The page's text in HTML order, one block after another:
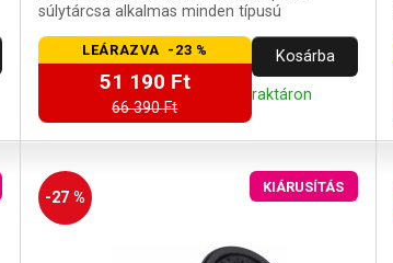
súlytárcsa alkalmas minden típusú
LEÁRAZVA -23 %
51 190 Ft
66 390 Ft
Kosárba
raktáron
-27 %
KIÁRUSÍTÁS